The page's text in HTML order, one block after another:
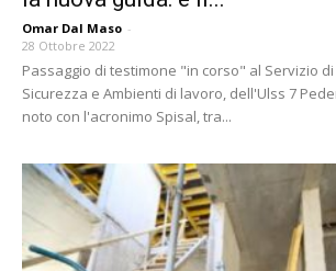
Omar Dal Maso -
28 Ottobre 2022
Passaggio di testimone "in corso" al Servizio
Sicurezza e Ambienti di lavoro, dell'Ulss 7
noto con l'acronimo Spisal, tra...